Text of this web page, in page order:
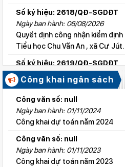
Số ký hiệu: 2618/QĐ-SGDĐT
Ngày ban hành: 06/08/2026
Quyết định công nhận kiểm
Tiểu học Chu Văn An , xã Cư Jút.
Số ký hiệu: 2619/QĐ-SGDĐT
Ngày ban hành: 06/08/2026
Quyết định công nhận kiểm
Tiểu học Lý Tự Trọng , xã Cư Jút.
Số ký hiệu: 2615/QĐ-SGDĐT
Ngày ban hành: 06/08/2026
Quyết định công nhận kiểm
Tiểu học Nguyễn Bỉnh Khiêm, xã
Số ký hiệu: 2647/QĐ-SGDĐT
Công khai ngân sách
Công văn số: null
Ngày ban hành: 01/11/2024
Công khai dự toán năm 2024
Công văn số: null
Ngày ban hành: 01/11/2023
Công khai dự toán năm 2023